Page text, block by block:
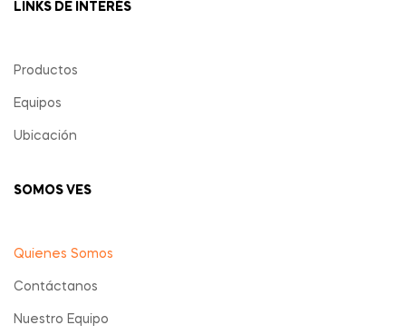
LINKS DE INTERÉS
Productos
Equipos
Ubicación
SOMOS VES
Quienes Somos
Contáctanos
Nuestro Equipo